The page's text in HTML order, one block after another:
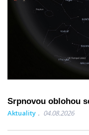
Srpnovou oblohou
Aktuality 04.08.2026